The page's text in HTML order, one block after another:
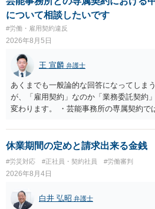
す。 結局、貴殿のネット炎上の内容や
どを具体的に検討しなければ、何とも申
また、育児休業法関係の問題もあるかも
法に関する専門的な知識が必要な事案で
士にご相談下さい。
について相談したいです
#労働・雇用契約違反
2026年8月5日
王 宣麟 弁護士
あくまでも一般論的な回答になってしま
が、「雇用契約」なのか「業務委託契約
変わります。 ・芸能事務所の専属契約で
務上よくあるからといって当然に適法と
害との対応関係や合理性が重要です。 ・
に有効になるわけではありません。契約
基法16条で無効となる余地があり、そう
損害と比べて過大なら無効や減額が争点
交渉は一般的です。 交渉の方向としては
ースにする、算定根拠を明確化する、違
休業期間の定めと請求出来る金銭
#労災対応 #正社員・契約社員 #労働審判
2026年8月4日
白井 弘昭 弁護士